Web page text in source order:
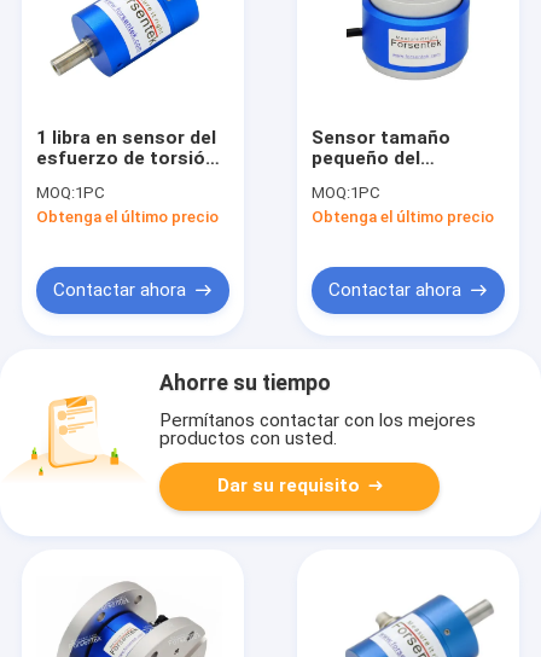
1 libra en sensor del
esfuerzo de torsión
del esfuerzo de
torsión 1 en-libra en
lbf-en
MOQ:1PC
Obtenga el último precio
Contactar ahora
Sensor tamaño
pequeño del
1 transductor 5
nanómetro del
medida del esfuerzo
de torsión del
nanómetro
MOQ:1PC
Obtenga el último precio
Contactar ahora
Ahorre su tiempo
Permítanos contactar con los mejores
productos con usted.
Dar su requisito